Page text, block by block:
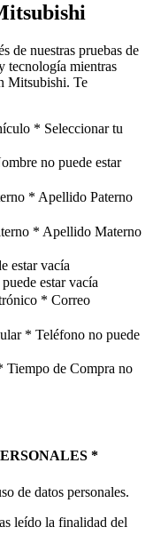
de nuestras pruebas de
tecnología mientras
Mitsubishi. Te
* Seleccionar tu
no puede estar
* Apellido Paterno
* Apellido Materno
estar vacía
estar vacía
* Correo
* Teléfono no puede
Tiempo de Compra no
*
de datos personales.
leído la finalidad del